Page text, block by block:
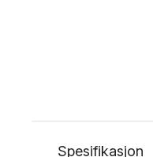
Spesifikasjon